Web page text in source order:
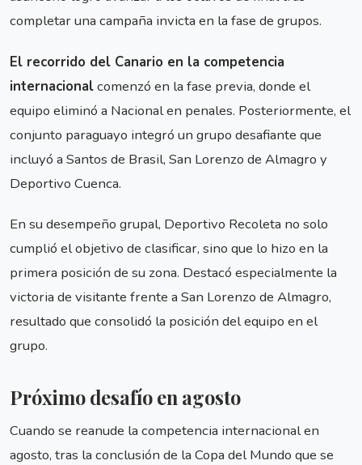
completar una campaña invicta en la fase de grupos.
El recorrido del Canario en la competencia
internacionalcomenzó en la fase previa, donde el
equipo eliminó a Nacional en penales. Posteriormente, el
conjunto paraguayo integró un grupo desafiante que
incluyó a Santos de Brasil, San Lorenzo de Almagro y
Deportivo Cuenca.
En su desempeño grupal, Deportivo Recoleta no solo
cumplió el objetivo de clasificar, sino que lo hizo en la
primera posición de su zona. Destacó especialmente la
victoria de visitante frente a San Lorenzo de Almagro,
resultado que consolidó la posición del equipo en el
grupo.
Próximo desafío en agosto
Cuando se reanude la competencia internacional en
agosto, tras la conclusión de la Copa del Mundo que se